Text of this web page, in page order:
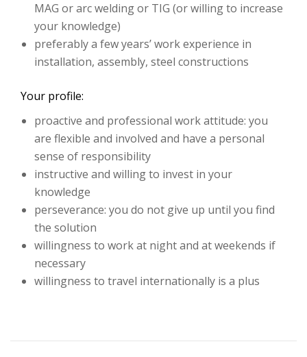
MAG or arc welding or TIG (or willing to increase
your knowledge)
preferably a few years’ work experience in
installation, assembly, steel constructions
Your profile:
proactive and professional work attitude: you
are flexible and involved and have a personal
sense of responsibility
instructive and willing to invest in your
knowledge
perseverance: you do not give up until you find
the solution
willingness to work at night and at weekends if
necessary
willingness to travel internationally is a plus